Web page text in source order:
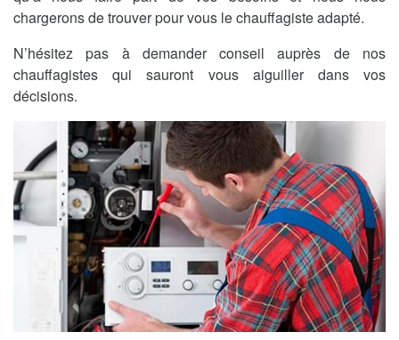
chargerons de trouver pour vous le chauffagiste adapté.
N’hésitez pas à demander conseil auprès de nos
chauffagistes qui sauront vous aiguiller dans vos
décisions.